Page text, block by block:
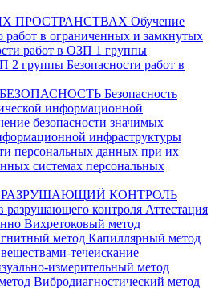
ПРОСТРАНСТВАХ Обучение
работ в ограниченных и замкнутых
работ в ОЗП 1 группы
2 группы Безопасности работ в
Безопасность
информационной
безопасности значимых
инфраструктуры
персональных данных при их
системах персональных
КОНТРОЛЬ
разрушающего контроля Аттестация
Вихретоковый метод
метод Капиллярный метод
течеискание
измерительный метод
Вибродиагностический метод